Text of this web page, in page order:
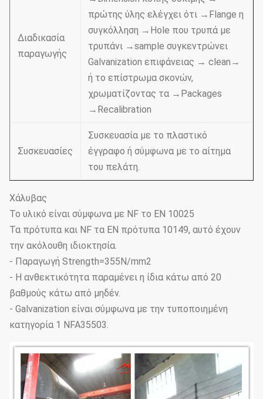
Διαδικασία
παραγωγής
πρώτης ύλης ελέγχει ότι →Flange η
συγκόλληση →Hole που τρυπά με
τρυπάνι →sample συγκεντρώνει
Galvanization επιφάνειας → clean→
ή το επίστρωμα σκονών,
χρωματίζοντας τα →Packages
→Recalibration
Συσκευασίες
Συσκευασία με το πλαστικό
έγγραφο ή σύμφωνα με το αίτημα
του πελάτη.
Χάλυβας
Το υλικό είναι σύμφωνα με NF το EN 10025
Τα πρότυπα και NF τα EN πρότυπα 10149, αυτό έχουν
την ακόλουθη ιδιοκτησία.
- Παραγωγή Strength=355N/mm2
- Η ανθεκτικότητα παραμένει η ίδια κάτω από 20
βαθμούς κάτω από μηδέν.
- Galvanization είναι σύμφωνα με την τυποποιημένη
κατηγορία 1 NFA35503.